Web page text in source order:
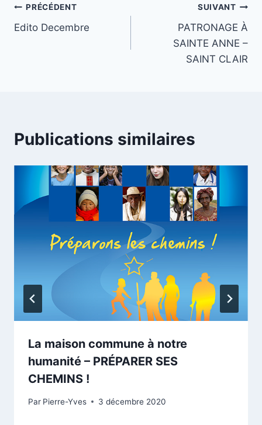
Navigation
de
PRÉCÉDENT
Edito Decembre
SUIVANT
PATRONAGE À
SAINTE ANNE –
SAINT CLAIR
Publications similaires
La maison commune à notre
humanité – PRÉPARER SES
CHEMINS !
Par Pierre-Yves 3 décembre 2020